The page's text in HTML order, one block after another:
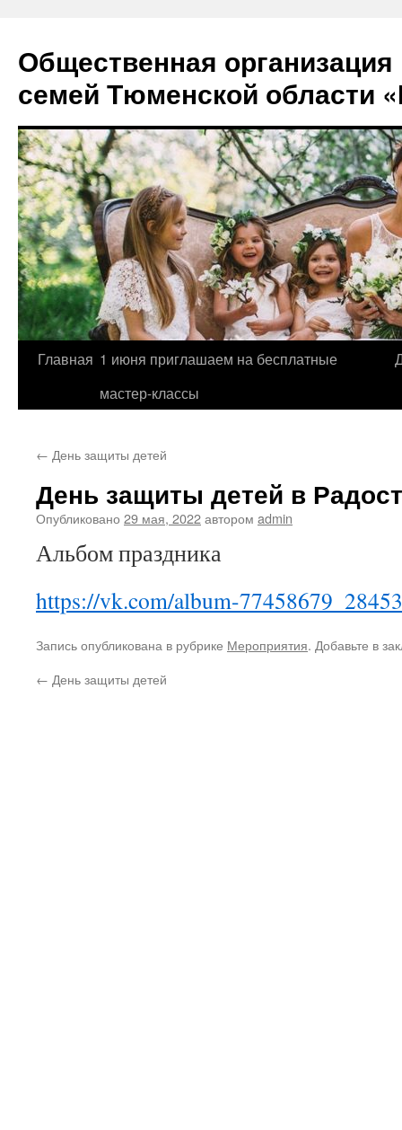
содержимому
Общественная
семей Тюменской области
Главная 1 июня приглашаем на бесплатные
мастер-классы
← День защиты детей
День защиты детей в
Опубликовано 29 мая, 2022автором admin
Альбом праздника
https://vk.com/album-
Запись опубликована в рубрике Мероприятия. Добавьте в
← День защиты детей